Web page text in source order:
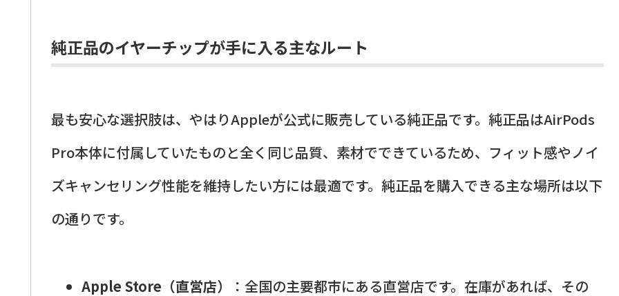
純正品のイヤーチップが手に入る主なルート
最も安心な選択肢は、やはりAppleが公式に販売している純正品です。純正品はAirPods
Pro本体に付属していたものと全く同じ品質、素材でできているため、フィット感やノイ
ズキャンセリング性能を維持したい方には最適です。純正品を購入できる主な場所は以下
の通りです。
Apple Store（直営店） ：全国の主要都市にある直営店です。在庫があれば、その